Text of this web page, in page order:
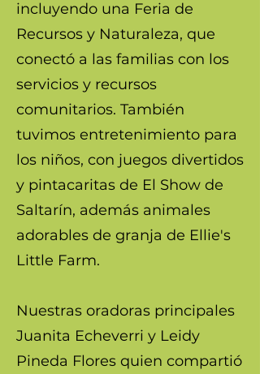
incluyendo una Feria de
Recursos y Naturaleza, que
conectó a las familias con los
servicios y recursos
comunitarios. También
tuvimos entretenimiento para
los niños, con juegos divertidos
y pintacaritas de El Show de
Saltarín, además animales
adorables de granja de Ellie's
Little Farm.
Nuestras oradoras principales
Juanita Echeverri y Leidy
Pineda Flores quien compartió